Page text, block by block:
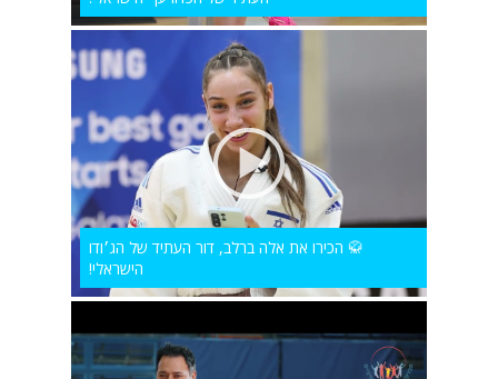
🥋 הכירו את אלה ברלב, דור העתיד של הג׳ודו
הישראלי!